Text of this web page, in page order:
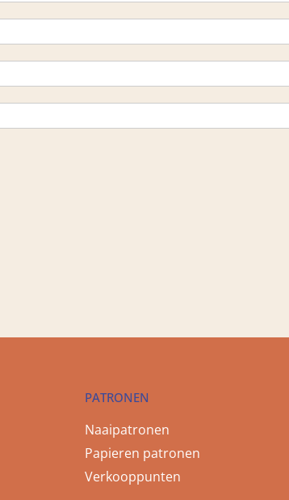
PATRONEN
Naaipatronen
Papieren patronen
Verkooppunten